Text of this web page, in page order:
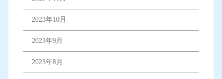
2023年10月
2023年9月
2023年8月